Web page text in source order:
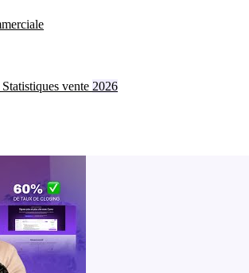
Statistiques vente 2026